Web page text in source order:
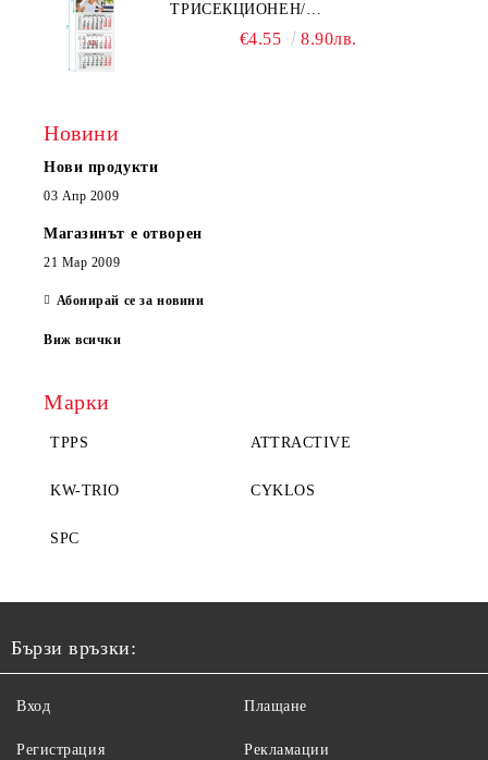
ТРИСЕКЦИОНЕН/
ЕДНОСЕКЦИОНЕН
€4.55 8.90лв.
Новини
Нови продукти
03 Апр 2009
Магазинът е отворен
21 Мар 2009
Абонирай се за новини
Виж всички
Марки
TPPS ATTRACTIVE
KW-TRIO CYKLOS
SPC
Бързи връзки:
Вход
Регистрация
Плащане
Рекламации